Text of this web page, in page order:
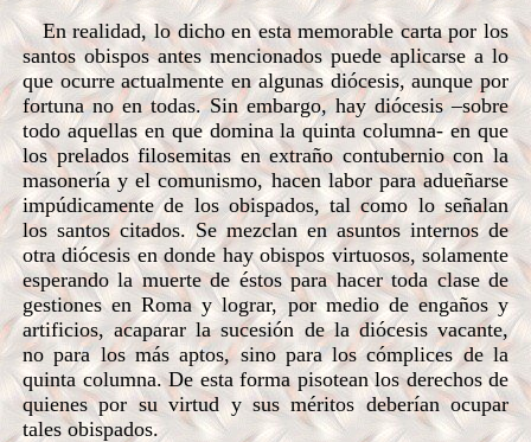
En realidad, lo dicho en esta memorable carta por los
santos obispos antes mencionados puede aplicarse a lo
que ocurre actualmente en algunas diócesis, aunque por
fortuna no en todas. Sin embargo, hay diócesis –sobre
todo aquellas en que domina la quinta columna- en que
los prelados filosemitas en extraño contubernio con la
masonería y el comunismo, hacen labor para adueñarse
impúdicamente de los obispados, tal como lo señalan
los santos citados. Se mezclan en asuntos internos de
otra diócesis en donde hay obispos virtuosos, solamente
esperando la muerte de éstos para hacer toda clase de
gestiones en Roma y lograr, por medio de engaños y
artificios, acaparar la sucesión de la diócesis vacante,
no para los más aptos, sino para los cómplices de la
quinta columna. De esta forma pisotean los derechos de
quienes por su virtud y sus méritos deberían ocupar
tales obispados.